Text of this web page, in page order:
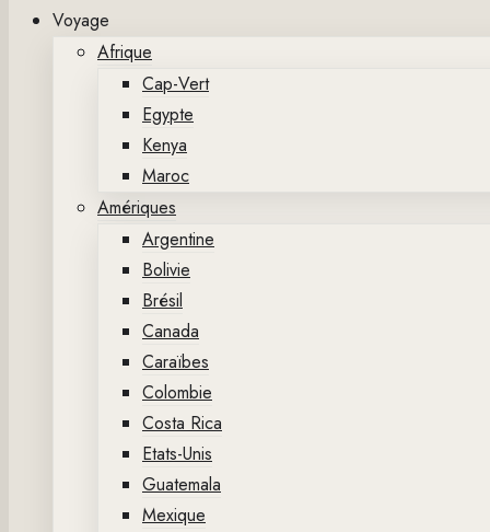
Voyage
Afrique
Cap-Vert
Egypte
Kenya
Maroc
Amériques
Argentine
Bolivie
Brésil
Canada
Caraïbes
Colombie
Costa Rica
Etats-Unis
Guatemala
Mexique